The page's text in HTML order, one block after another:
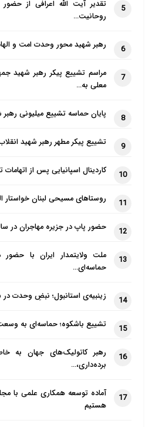
مصلح دنبال مشارکت در قدرت
یزید بستن دهان منتقدان با ترس
هم با گرفتن منافعی
بکشد، ولی چون می‌خواست
زدن منافع شخصی، اصلاح‌گری را
وی در پایان گفت: امر اصلاح،
عافیت‌طلبی سازگار نیست. هر
امام حسین بیشترین هزینه
اصلاحی خود رسید.
5
تقدیر آیت الله اعرافی از
روحانیت…
6 رهبر شهید محور وحدت امت و
7
مراسم تشییع پیکر رهبر شهید
معلی به…
8 پایان حماسه تشییع میلیونی
9 تشییع پیکر مطهر رهبر شهید
10 کاردینال اسپانیایی پس از
11 روستاهای مسیحی لبنان خواستار
12 حضور پاپ در جزیره مهاجران در
13
ملت ولایتمدار ایران با
حماسه‌ای…
14 زینبیه‌ی استانبول؛ نبضِ وحدت
15 تشییع باشکوه؛ حماسه‌ای به
16
رهبر کاتولیک‌های جهان به
برده‌داری،…
17
آماده توسعه همکاری علمی با
هستیم